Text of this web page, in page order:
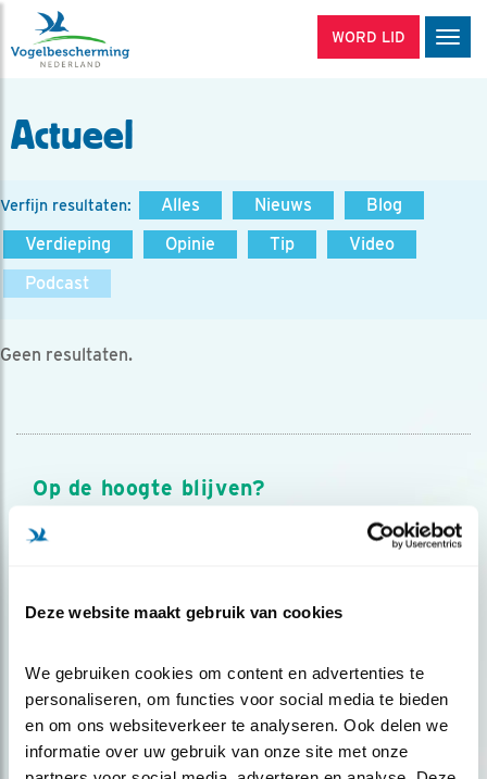
Deze website maakt gebruik van cookies
We gebruiken cookies om content en advertenties te
personaliseren, om functies voor social media te bieden
en om ons websiteverkeer te analyseren. Ook delen we
informatie over uw gebruik van onze site met onze
WORD LID
Actueel
Verfijn resultaten: Alles Nieuws
Blog
Verdieping
Opinie Tip
Video
Podcast
Geen resultaten.
Op de hoogte blijven?
Meld je aan en ontvang nieuws, inspiratie, acties en tips
over vogels en activiteiten van Vogelbescherming.